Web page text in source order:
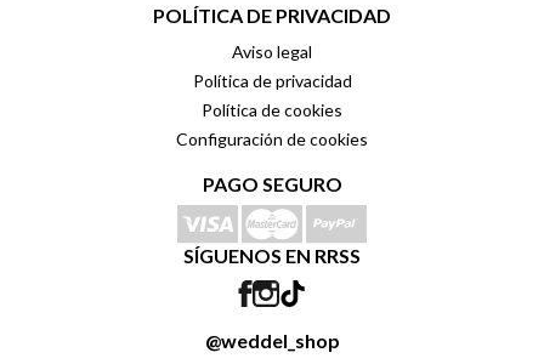
POLÍTICA DE PRIVACIDAD
Aviso legal
Política de privacidad
Política de cookies
Configuración de cookies
PAGO SEGURO
SÍGUENOS EN RRSS
@weddel_shop